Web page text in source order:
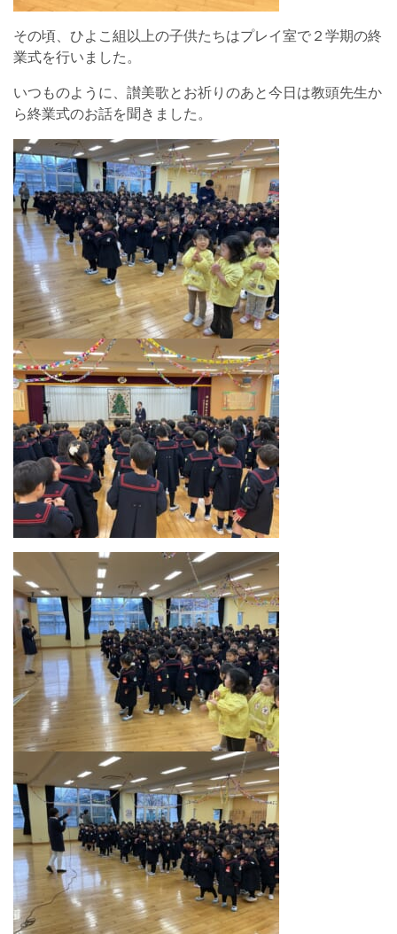
その頃、ひよこ組以上の子供たちはプレイ室で２学期の終
業式を行いました。
いつものように、讃美歌とお祈りのあと今日は教頭先生か
ら終業式のお話を聞きました。